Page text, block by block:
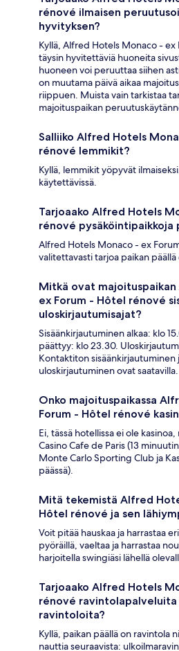
rénové ilmaisen
hyvityksen?
Kyllä, Alfred Hotels Monaco -
täysin hyvitettäviä huoneita
huoneen voi peruuttaa siihen
on muutama päivä aikaa
riippuen. Muista vain tarkistaa
majoituspaikan
Salliiko Alfred Hotels
rénové lemmikit?
Kyllä, lemmikit yöpyvät
käytettävissä.
Tarjoaako Alfred Hotels
rénové pysäköintipaikkoja
Alfred Hotels Monaco - ex
valitettavasti tarjoa paikan
Mitkä ovat
ex Forum - Hôtel rénové
uloskirjautumisajat?
Sisäänkirjautuminen alkaa: klo
päättyy: klo 23.30.
Kontaktiton
uloskirjautuminen ovat saatavilla.
Onko majoituspaikassa
Forum - Hôtel rénové
Ei, tässä hotellissa ei ole
Casino Cafe de Paris (13
Monte Carlo Sporting Club ja
päässä).
Mitä tekemistä Alfred
Hôtel rénové ja sen
Voit pitää hauskaa ja harrastaa
pyöräillä, vaeltaa ja harrastaa
harjoitella swingiäsi lähellä
Tarjoaako Alfred Hotels
rénové ravintolapalveluita
ravintoloita?
Kyllä, paikan päällä on ravintola
nauttia seuraavista: